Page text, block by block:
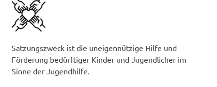
Satzungszweck ist die uneigennützige Hilfe und
Förderung bedürftiger Kinder und Jugendlicher im
Sinne der Jugendhilfe.